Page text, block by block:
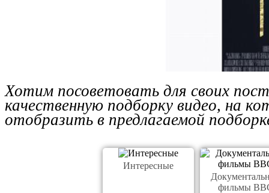
Хотим посоветовать для своих
качественную подборку видео, на
отобразить в предлагаемой
Интересные
фильмы